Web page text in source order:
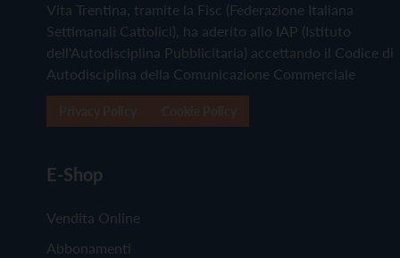
Vita Trentina, tramite la Fisc (Federazione Italiana
Settimanali Cattolici), ha aderito allo IAP (Istituto
dell'Autodisciplina Pubblicitaria) accettando il Codice di
Autodisciplina della Comunicazione Commerciale
E-Shop
Vendita Online
Abbonamenti